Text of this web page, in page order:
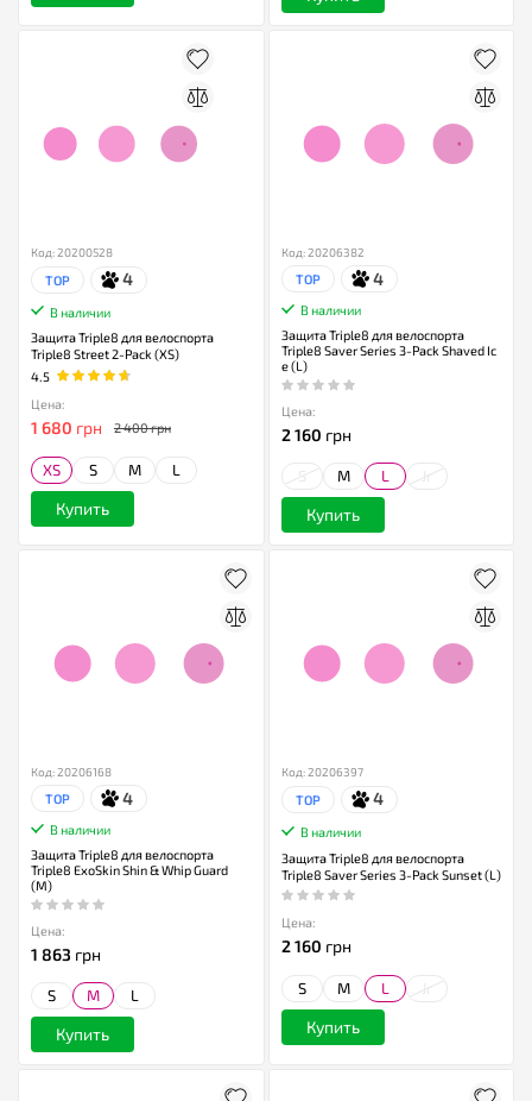
Код: 20200528
TOP 4
В наличии
Защита Triple8 для велоспорта
Triple8 Street 2-Pack (XS)
4.5
Цена:
1 680 грн 2 400 грн
XS S M L
Купить
Код: 20206382
TOP 4
В наличии
Защита Triple8 для велоспорта
Triple8 Saver Series 3-Pack Shaved Ic
e (L)
Цена:
2 160 грн
M L
Купить
Код: 20206168
TOP 4
В наличии
Защита Triple8 для велоспорта
Triple8 ExoSkin Shin & Whip Guard
(M)
Цена:
1 863 грн
S M L
Купить
Код: 20206397
TOP 4
В наличии
Защита Triple8 для велоспорта
Triple8 Saver Series 3-Pack Sunset (L)
Цена:
2 160 грн
S M L
Купить